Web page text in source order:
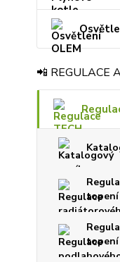
📲 REGULACE
topení
topení